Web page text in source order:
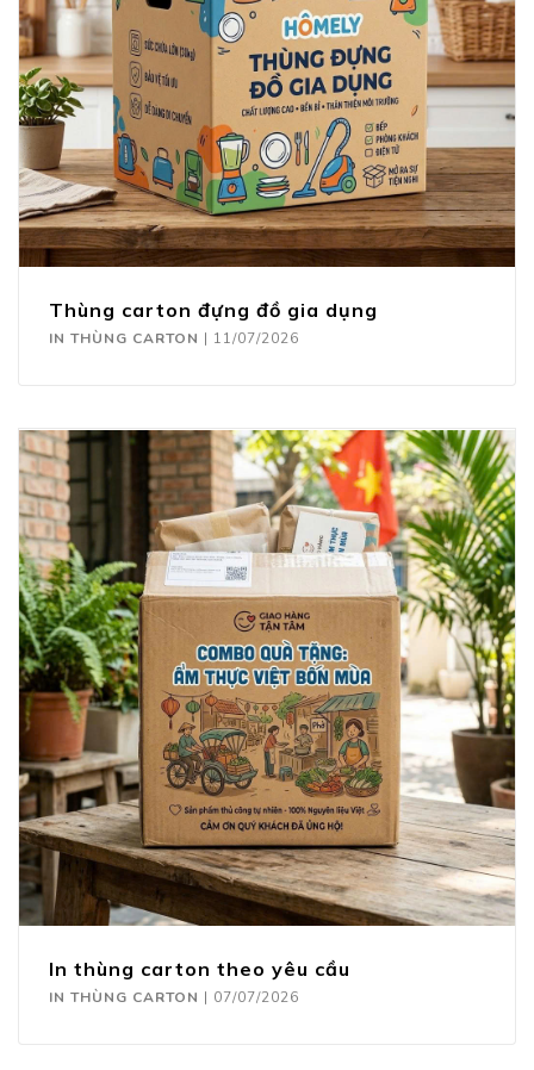
Thùng carton đựng đồ gia dụng
IN THÙNG CARTON | 11/07/2026
In thùng carton theo yêu cầu
IN THÙNG CARTON | 07/07/2026